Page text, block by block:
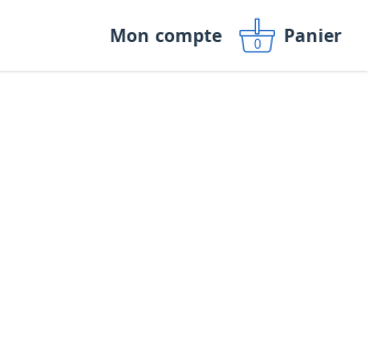
Mon compte 0 Panier